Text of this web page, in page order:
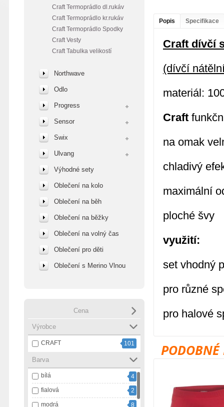
Craft Termoprádlo dl.rukáv
Craft Termoprádlo kr.rukáv
Craft Termoprádlo Spodky
Craft Vesty
Craft Tabulka velikostí
Northwave
Odlo
Progress
Sensor
Swix
Ulvang
Výhodné sety
Oblečení na kolo
Oblečení na běh
Oblečení na běžky
Oblečení na volný čas
Oblečení pro děti
Oblečení s Merino Vlnou
Cena
Výrobce
CRAFT 101
Barva
bílá
4
fialová
2
modrá
8
Popis Specifikace
Craft dívčí
(dívčí
materiál:
Craft
na omak
chladivý
maximální
ploché švy
využití:
set vhodný
pro různé
pro halové
PODOBNÉ